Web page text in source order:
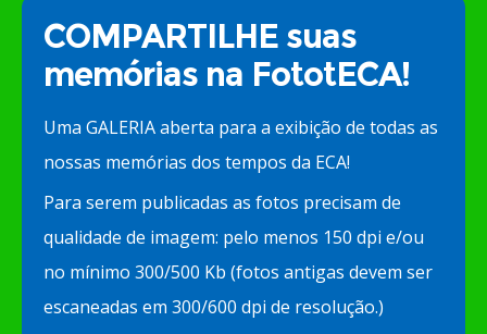
COMPARTILHE suas
memórias na FototECA!
Uma GALERIA aberta para a exibição de todas as
nossas memórias dos tempos da ECA!
Para serem publicadas as fotos precisam de
qualidade de imagem: pelo menos 150 dpi e/ou
no mínimo 300/500 Kb (fotos antigas devem ser
escaneadas em 300/600 dpi de resolução.)